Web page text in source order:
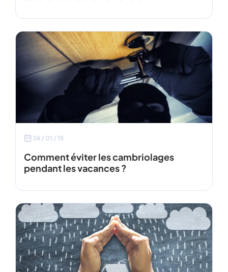
26 / 01 / 15
Comment éviter les cambriolages
pendant les vacances ?